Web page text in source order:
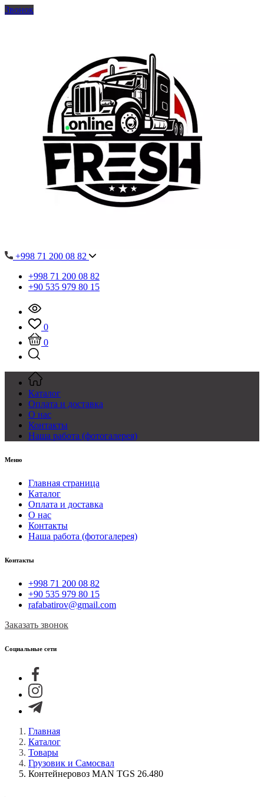
Звонок
+998 71 200 08 82
+998 71 200 08 82
+90 535 979 80 15
0
0
Каталог
Оплата и доставка
О нас
Контакты
Наша работа (фотогалерея)
Меню
Главная страница
Каталог
Оплата и доставка
О нас
Контакты
Наша работа (фотогалерея)
Контакты
+998 71 200 08 82
+90 535 979 80 15
rafabatirov@gmail.com
Заказать звонок
Социальные сети
Главная
Каталог
Товары
Грузовик и Самосвал
Контейнеровоз MAN TGS 26.480